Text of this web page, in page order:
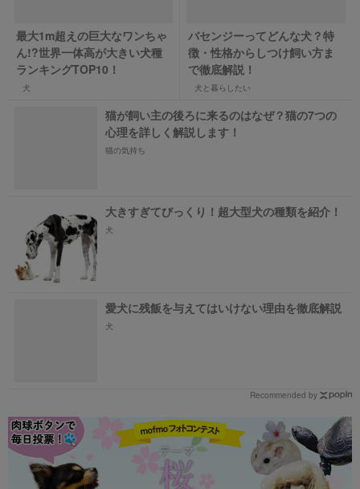
最大1m超えの巨大なワンちゃ
ん!?世界一体高が大きい犬種
ランキングTOP10！
犬
バセンジーってどんな犬？特
徴・性格からしつけ飼い方ま
で徹底解説！
犬と暮らしたい
猫が飼い主の後ろに来るのはなぜ？猫の7つの
心理を詳しく解説します！
猫の気持ち
大きすぎてびっくり！超大型犬の種類を紹介！
犬
愛犬に残飯を与えてはいけない理由を徹底解説
犬
Recommended by